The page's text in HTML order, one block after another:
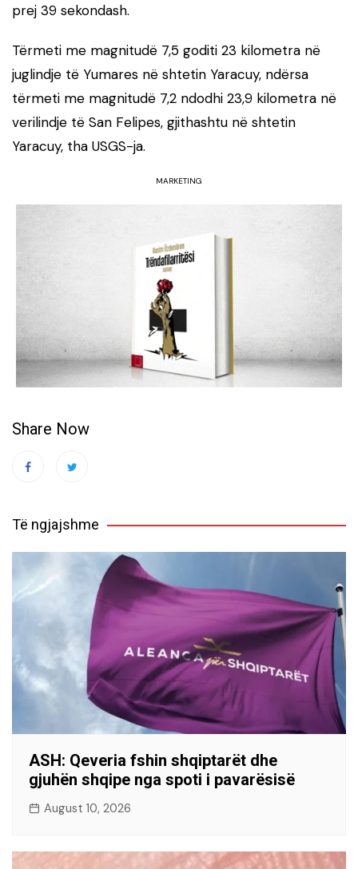
prej 39 sekondash.
Tërmeti me magnitudë 7,5 goditi 23 kilometra në
juglindje të Yumares në shtetin Yaracuy, ndërsa
tërmeti me magnitudë 7,2 ndodhi 23,9 kilometra në
verilindje të San Felipes, gjithashtu në shtetin
Yaracuy, tha USGS-ja.
MARKETING
Share Now
Të ngjajshme
ASH: Qeveria fshin shqiptarët dhe
gjuhën shqipe nga spoti i pavarësisë
August 10, 2026